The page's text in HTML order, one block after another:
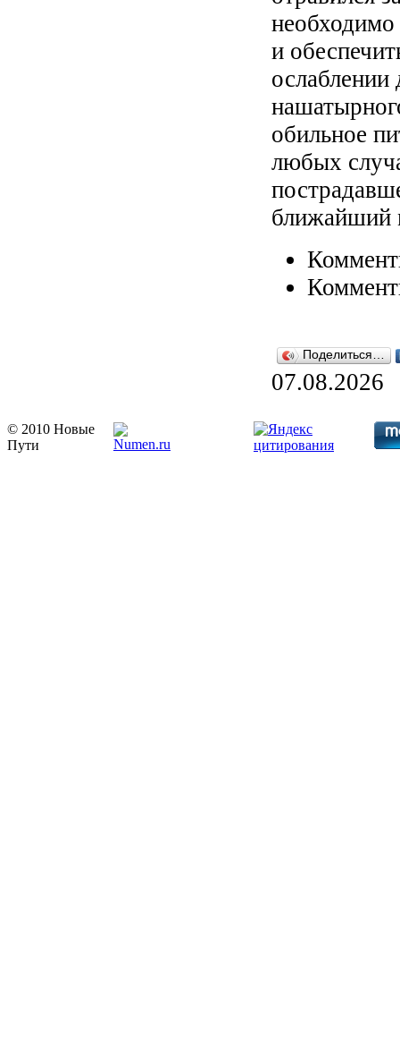
и
ослаблении
обильное
любых
ближайший
Поделиться…
07.08.2026
© 2010 Новые
Пути